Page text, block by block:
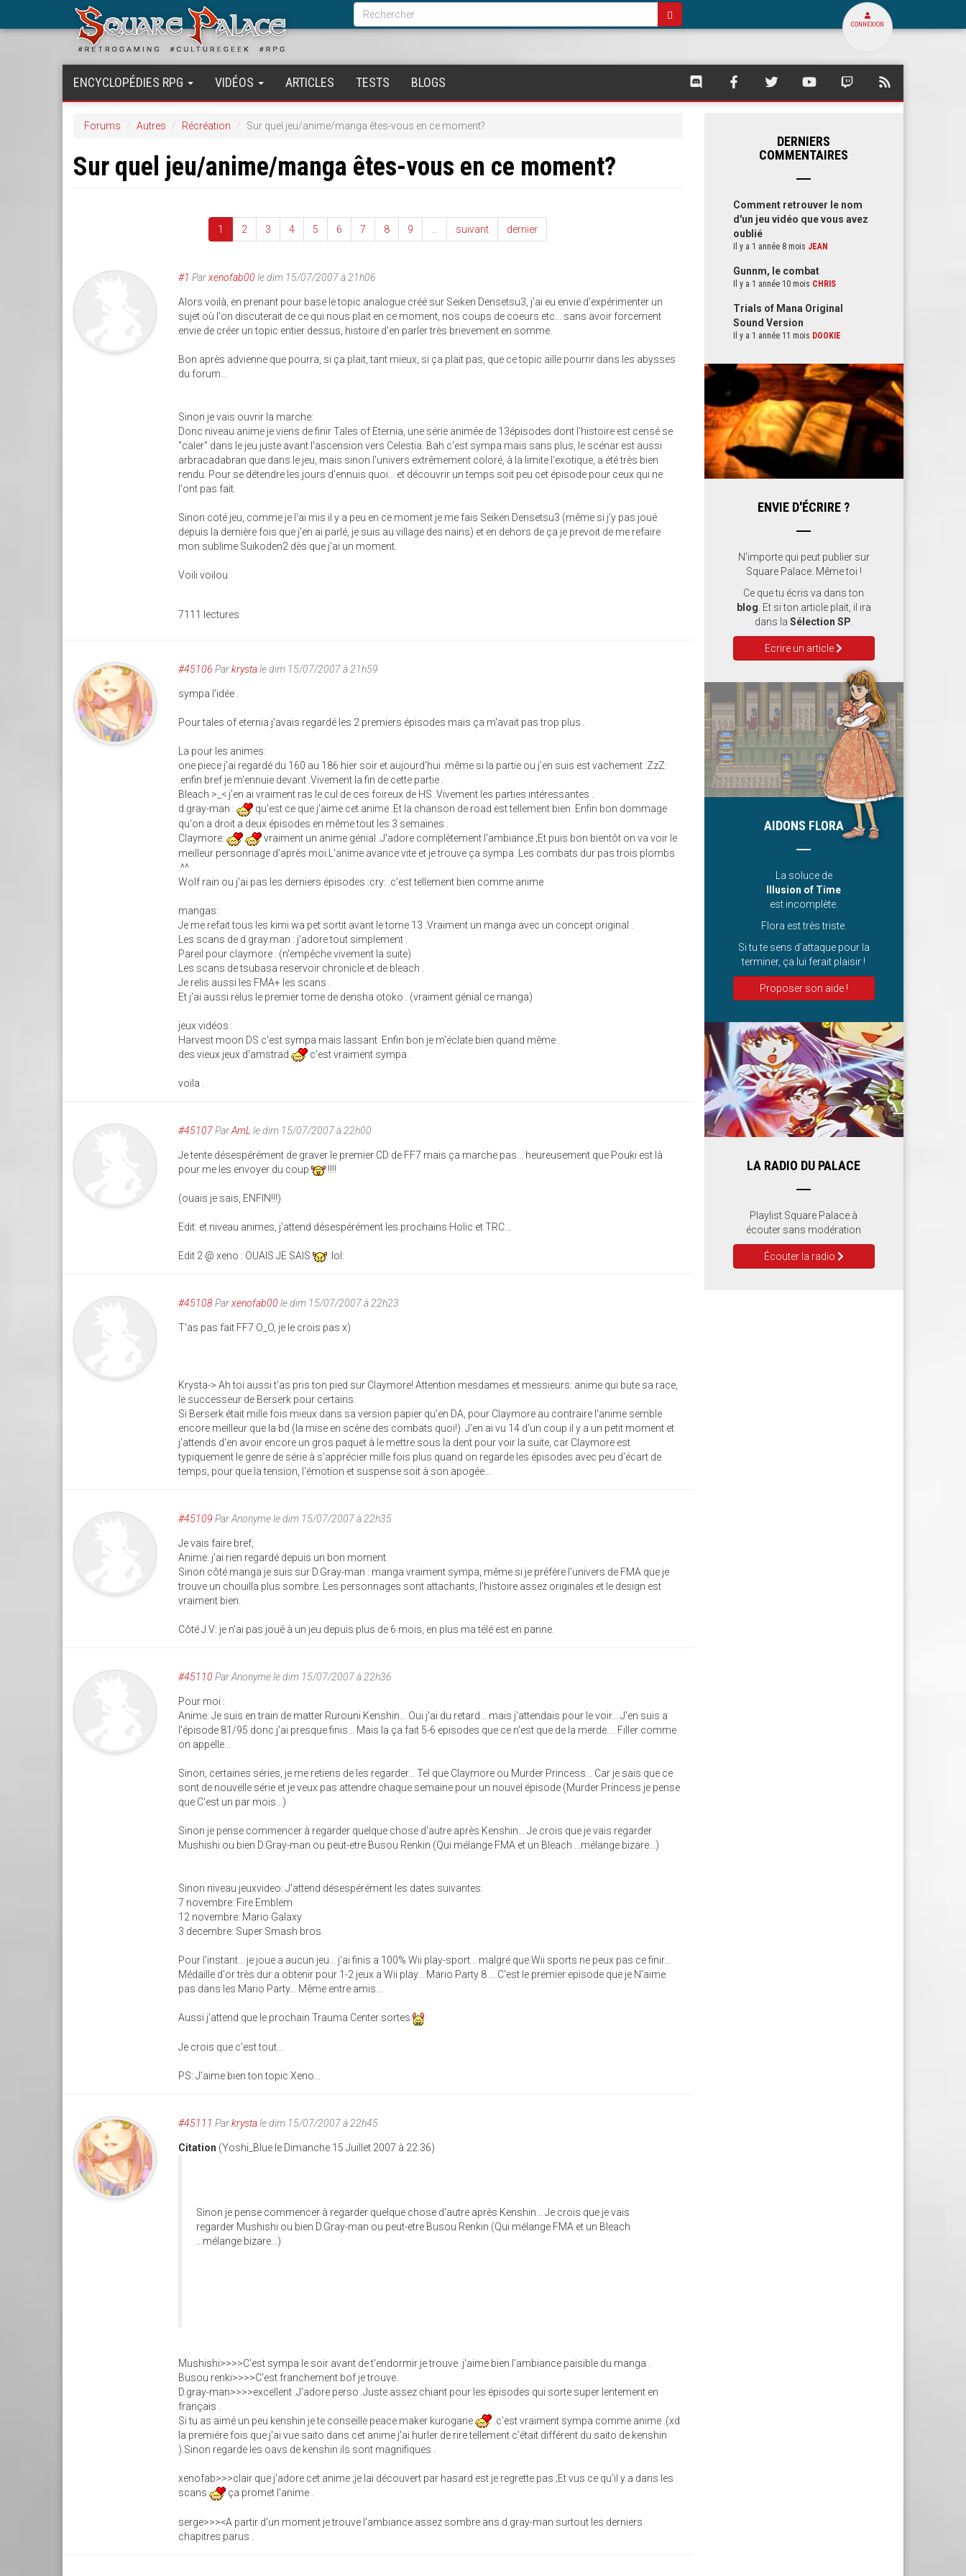
Formulaire
de
recherche
Rechercher
CONNEXION
ENCYCLOPÉDIES RPG VIDÉOS ARTICLES TESTS BLOGS
SQUARE
SQUARE SQUARE SQUARE SQUARE
Forums Autres Récréation Sur quel jeu/anime/manga êtes-vous en ce moment?
Sur quel jeu/anime/manga êtes-vous en ce moment?
1 2 3 4 5 6 7 8 9 suivant dernier
#1 Parxenofab00 ledim 15/07/2007 à 21h06
Alors voilà, en prenant pour base le topic analogue créé sur Seiken Densetsu3, j'ai eu envie d'expérimenter un
sujet où l'on discuterait de ce qui nous plait en ce moment, nos coups de coeurs etc... sans avoir forcement
envie de créer un topic entier dessus, histoire d'en parler très brievement en somme.
Bon après advienne que pourra, si ça plait, tant mieux, si ça plait pas, que ce topic aille pourrir dans les abysses
du forum...
Sinon je vais ouvrir la marche:
Donc niveau anime je viens de finir Tales of Eternia, une série animée de 13épisodes dont l'histoire est censé se
"caler" dans le jeu juste avant l'ascension vers Celestia. Bah c'est sympa mais sans plus, le scénar est aussi
arbracadabran que dans le jeu, mais sinon l'univers extrêmement coloré, à la limite l'exotique, a été très bien
rendu. Pour se détendre les jours d'ennuis quoi... et découvrir un temps soit peu cet épisode pour ceux qui ne
l'ont pas fait.
Sinon coté jeu, comme je l'ai mis il y a peu en ce moment je me fais Seiken Densetsu3 (même si j'y pas joué
depuis la dernière fois que j'en ai parlé, je suis au village des nains) et en dehors de ça je prevoit de me refaire
mon sublime Suikoden2 dès que j'ai un moment.
Voili voilou
7111 lectures
#45106 Parkrystale dim 15/07/2007 à 21h59
sympa l'idée .
Pour tales of eternia j'avais regardé les 2 premiers épisodes mais ça m'avait pas trop plus .
La pour les animes:
one piece j'ai regardé du 160 au 186 hier soir et aujourd'hui .même si la partie ou j'en suis est vachement :ZzZ:
.enfin bref je m'ennuie devant .Vivement la fin de cette partie .
Bleach >_< j'en ai vraiment ras le cul de ces foireux de HS .Vivement les parties intéressantes .
d.gray-man :
qu'est ce que j'aime cet anime .Et la chanson de road est tellement bien .Enfin bon dommage
qu'on a droit a deux épisodes en même tout les 3 semaines .
Claymore:
vraiment un anime génial .J'adore complètement l'ambiance ;Et puis bon bientôt on va voir le
meilleur personnage d'après moi.L'anime avance vite et je trouve ça sympa .Les combats dur pas trois plombs
.^^
Wolf rain ou j'ai pas les derniers épisodes :cry: .c'est tellement bien comme anime
mangas:
Je me refait tous les kimi wa pet sortit avant le tome 13 .Vraiment un manga avec un concept original .
Les scans de d.gray.man : j'adore tout simplement .
Pareil pour claymore . (n'empêche vivement la suite)
Les scans de tsubasa reservoir chronicle et de bleach .
Je relis aussi les FMA+ les scans .
Et j'ai aussi relus le premier tome de densha otoko . (vraiment génial ce manga)
jeux vidéos :
Harvest moon DS c'est sympa mais lassant .Enfin bon je m'éclate bien quand même .
des vieux jeux d'amstrad
c'est vraiment sympa .
voila .
#45107ParAmLle dim 15/07/2007 à 22h00
Je tente désespérément de graver le premier CD de FF7 mais ça marche pas... heureusement que Pouki est là
pour me les envoyer du coup
!!!!
(ouais je sais, ENFIN!!!)
Edit: et niveau animes, j'attend désespérément les prochains Holic et TRC...
Edit 2 @ xeno : OUAIS JE SAIS :lol:
#45108Parxenofab00 le dim 15/07/2007 à 22h23
T'as pas fait FF7 O_O, je le crois pas x)
Krysta-> Ah toi aussi t'as pris ton pied sur Claymore! Attention mesdames et messieurs: anime qui bute sa race,
le successeur de Berserk pour certains.
Si Berserk était mille fois mieux dans sa version papier qu'en DA, pour Claymore au contraire l'anime semble
encore meilleur que la bd (la mise en scène des combats quoi!). J'en ai vu 14 d'un coup il y a un petit moment et
j'attends d'en avoir encore un gros paquet à le mettre sous la dent pour voir la suite, car Claymore est
typiquement le genre de série à s'apprécier mille fois plus quand on regarde les épisodes avec peu d'écart de
temps, pour que la tension, l'émotion et suspense soit à son apogée...
#45109 ParAnonymele dim 15/07/2007 à 22h35
Je vais faire bref,
Anime: j'ai rien regardé depuis un bon moment.
Sinon côté manga je suis sur D.Gray-man : manga vraiment sympa, même si je préfère l'univers de FMA que je
trouve un chouilla plus sombre. Les personnages sont attachants, l'histoire assez originales et le design est
vraiment bien.
Côté J.V: je n'ai pas joué à un jeu depuis plus de 6 mois, en plus ma télé est en panne.
#45110 ParAnonymele dim 15/07/2007 à 22h36
Pour moi :
Anime: Je suis en train de matter Rurouni Kenshin... Oui j'ai du retard... mais j'attendais pour le voir... J'en suis a
l'épisode 81/95 donc j'ai presque finis... Mais la ça fait 5-6 episodes que ce n'est que de la merde.... Filler comme
on appelle...
Sinon, certaines séries, je me retiens de les regarder... Tel que Claymore ou Murder Princess... Car je sais que ce
sont de nouvelle série et je veux pas attendre chaque semaine pour un nouvel épisode (Murder Princess je pense
que C'est un par mois...)
Sinon je pense commencer à regarder quelque chose d'autre après Kenshin... Je crois que je vais regarder
Mushishi ou bien D.Gray-man ou peut-etre Busou Renkin (Qui mélange FMA et un Bleach ...mélange bizare...)
Sinon niveau jeuxvideo: J'attend désespérément les dates suivantes:
7 novembre: Fire Emblem
12 novembre: Mario Galaxy
3 decembre: Super Smash bros
Pour l'instant... je joue a aucun jeu... j'ai finis a 100% Wii play-sport... malgré que Wii sports ne peux pas ce finir...
Médaille d'or très dur a obtenir pour 1-2 jeux a Wii play... Mario Party 8 ... C'est le premier episode que je N'aime
pas dans les Mario Party... Même entre amis...
Aussi j'attend que le prochain Trauma Center sortes
Je crois que c'est tout...
PS: J'aime bien ton topic Xeno...
#45111 Parkrystale dim 15/07/2007 à 22h45
Citation (Yoshi_Blue le Dimanche 15 Juillet 2007 à 22:36)
Sinon je pense commencer à regarder quelque chose d'autre après Kenshin... Je crois que je vais
regarder Mushishi ou bien D.Gray-man ou peut-etre Busou Renkin (Qui mélange FMA et un Bleach
...mélange bizare...)
Mushishi>>>>C'est sympa le soir avant de t'endormir je trouve .j'aime bien l'ambiance paisible du manga .
Busou renki>>>>C'est franchement bof je trouve.
D.gray-man>>>>excellent .J'adore perso .Juste assez chiant pour les épisodes qui sorte super lentement en
français .
Si tu as aimé un peu kenshin je te conseille peace maker kurogane
.c'est vraiment sympa comme anime .(xd
la premiére fois que j'ai vue saito dans cet anime j'ai hurler de rire tellement c'était différent du saito de kenshin
).Sinon regarde les oavs de kenshin ils sont magnifiques .
xenofab>>>clair que j'adore cet anime ;je lai découvert par hasard est je regrette pas ;Et vus ce qu'il y a dans les
scans
ça promet l'anime .
serge>>><A partir d'un moment je trouve l'ambiance assez sombre ans d.gray-man surtout les derniers
chapitres parus .
DERNIERS
COMMENTAIRES
Comment retrouver le nom
d'un jeu vidéo que vous avez
oublié
Il y a 1 année 8 mois JEAN
Gunnm, le combat
Il y a 1 année 10 mois CHRIS
Trials of Mana Original
Sound Version
Il y a 1 année 11 mois DOOKIE
ENVIE D'ÉCRIRE ?
N'importe qui peut publier sur
Square Palace. Même toi !
Ce que tu écris va dans ton
blog . Et si ton article plait, il ira
dans la Sélection SP
Ecrire un article
AIDONS FLORA
La soluce de
Illusion of Time
est incomplète.
Flora est très triste.
Si tu te sens d’attaque pour la
terminer, ça lui ferait plaisir !
Proposer son aide !
LA RADIO DU PALACE
Playlist Square Palace à
écouter sans modération
Écouter la radio